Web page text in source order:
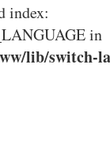
index:
in
lib/switch-